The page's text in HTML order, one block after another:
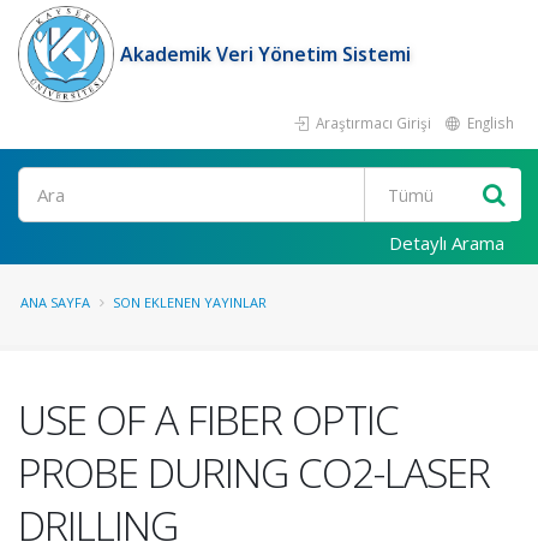
Akademik Veri Yönetim Sistemi
Araştırmacı Girişi English
Ara
Detaylı Arama
ANA SAYFA SON EKLENEN YAYINLAR
USE OF A FIBER OPTIC
PROBE DURING CO2-LASER
DRILLING